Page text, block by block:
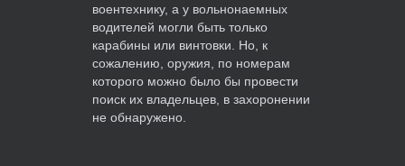
воентехнику, а у вольнонаемных
водителей могли быть только
карабины или винтовки. Но, к
сожалению, оружия, по номерам
которого можно было бы провести
поиск их владельцев, в захоронении
не обнаружено.